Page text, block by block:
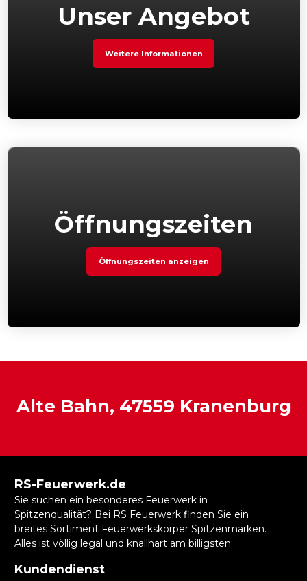
Unser Angebot
Weitere Informationen
Öffnungszeiten
Öffnungszeiten anzeigen
Alte Bahn, 47559 Kranenburg
RS-Feuerwerk.de
Sie suchen ein besonderes Feuerwerk in
Spitzenqualität? Bei RS Feuerwerk finden Sie ein
breites Sortiment Feuerwerkskörper Spitzenmarken.
Alles ist völlig legal und knallhart am billigsten.
Kundendienst